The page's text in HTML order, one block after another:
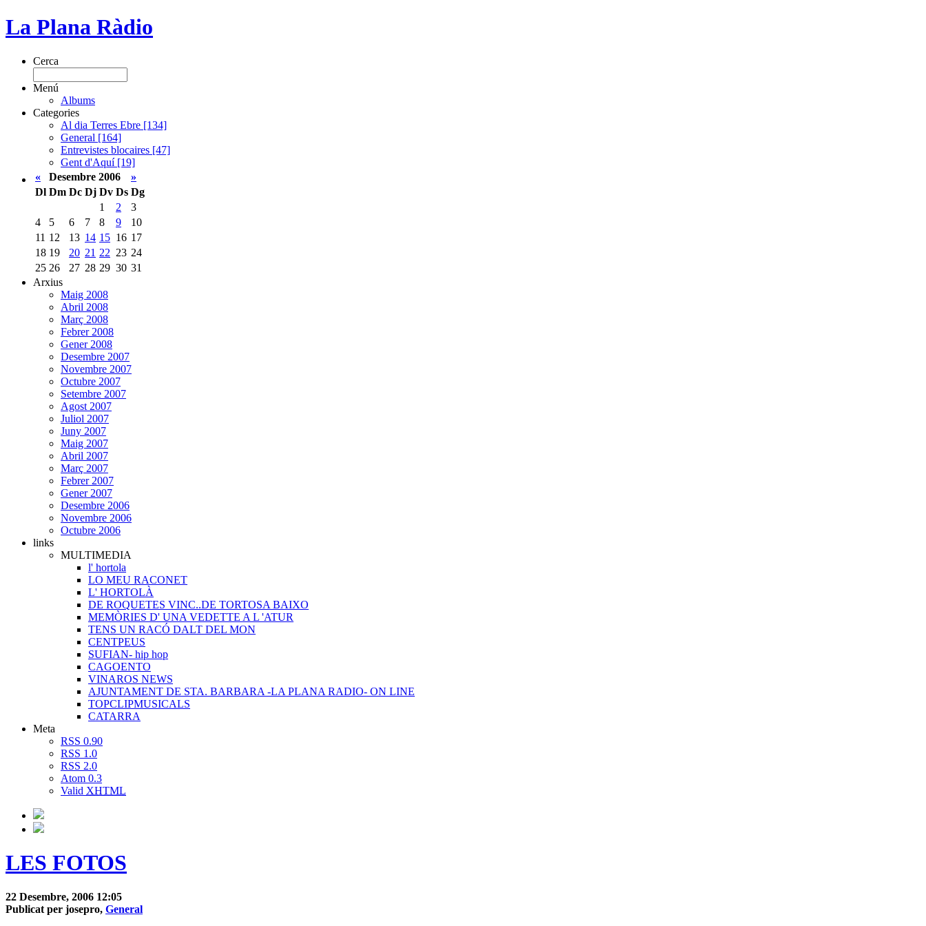
La Plana Ràdio
Cerca
Menú
Albums
Categories
Al dia Terres Ebre [134]
General [164]
Entrevistes blocaires [47]
Gent d'Aquí [19]
«
Desembre 2006
»
Dl Dm Dc Dj Dv Ds Dg
1
2
3
4
5 6 7 8 9
10
11 12 13 14 15 16 17
18 19 20 21 22 23 24
25 26 27 28 29 30 31
Arxius
Maig 2008
Abril 2008
Març 2008
Febrer 2008
Gener 2008
Desembre 2007
Novembre 2007
Octubre 2007
Setembre 2007
Agost 2007
Juliol 2007
Juny 2007
Maig 2007
Abril 2007
Març 2007
Febrer 2007
Gener 2007
Desembre 2006
Novembre 2006
Octubre 2006
links
MULTIMEDIA
l' hortola
LO MEU RACONET
L' HORTOLÀ
DE ROQUETES VINC..DE TORTOSA BAIXO
MEMÒRIES D' UNA VEDETTE A L 'ATUR
TENS UN RACÓ DALT DEL MON
CENTPEUS
SUFIAN- hip hop
CAGOENTO
VINAROS NEWS
AJUNTAMENT DE STA. BARBARA -LA PLANA RADIO- ON LINE
TOPCLIPMUSICALS
CATARRA
Meta
RSS 0.90
RSS 1.0
RSS 2.0
Atom 0.3
Valid XHTML
LES FOTOS
22 Desembre, 2006 12:05
Publicat per josepro, General